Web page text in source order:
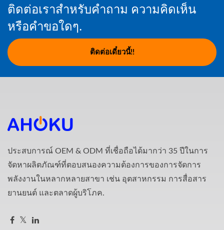
ติดต่อเราสำหรับคำถาม ความคิดเห็น
หรือคำขอใดๆ.
ติดต่อเดี๋ยวนี้!!
ประสบการณ์ OEM & ODM ที่เชื่อถือได้มากว่า 35 ปีในการ
จัดหาผลิตภัณฑ์ที่ตอบสนองความต้องการของการจัดการ
พลังงานในหลากหลายสาขา เช่น อุตสาหกรรม การสื่อสาร
ยานยนต์ และตลาดผู้บริโภค.